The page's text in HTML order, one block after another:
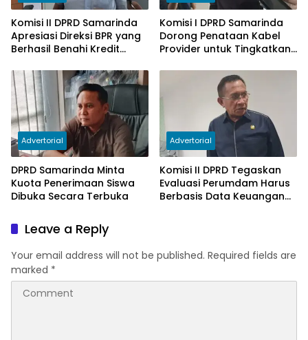
Komisi II DPRD Samarinda
Apresiasi Direksi BPR yang
Berhasil Benahi Kredit
Komisi I DPRD Samarinda
Dorong Penataan Kabel
Provider untuk Tingkatkan
Advertorial
DPRD Samarinda Minta
Kuota Penerimaan Siswa
Dibuka Secara Terbuka
Advertorial
Komisi II DPRD Tegaskan
Evaluasi Perumdam Harus
Berbasis Data Keuangan
Leave a Reply
Your email address will not be published. Required fields are
marked *